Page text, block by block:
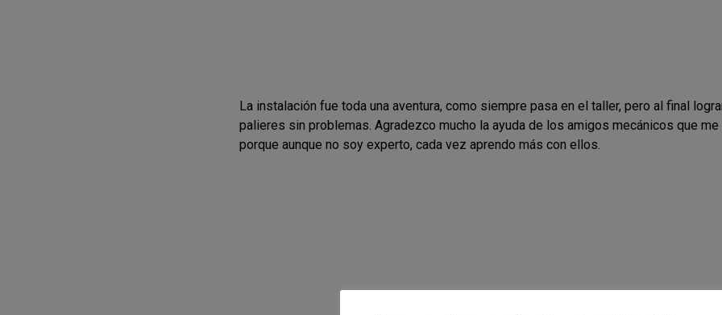
La instalación fue toda una aventura, como siempre pasa en el taller, pero al final
palieres sin problemas. Agradezco mucho la ayuda de los amigos mecánicos que me
porque aunque no soy experto, cada vez aprendo más con ellos.